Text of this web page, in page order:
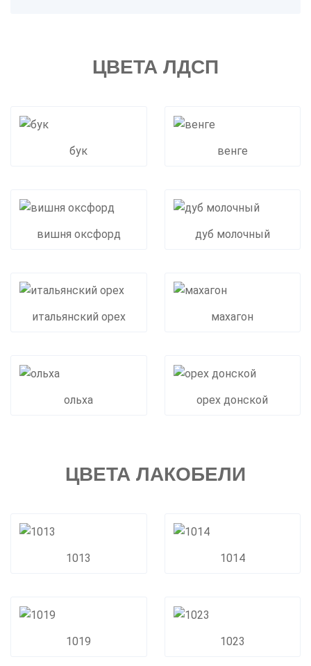
ЦВЕТА ЛДСП
бук венге
вишня оксфорд дуб молочный
итальянский орех махагон
ольха орех донской
ЦВЕТА ЛАКОБЕЛИ
1013 1014
1019 1023